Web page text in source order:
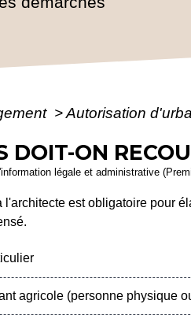
>Autorisation
DOIT-ON
légale et administrative
l'architecte est obligatoire pour
agricole (personne physique